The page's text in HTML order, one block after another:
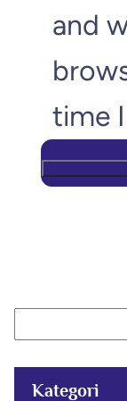
and
time
r
Kategori